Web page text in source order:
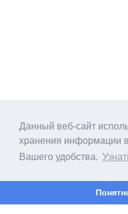
Данный веб-сайт
хранения информации
Вашего удобства.